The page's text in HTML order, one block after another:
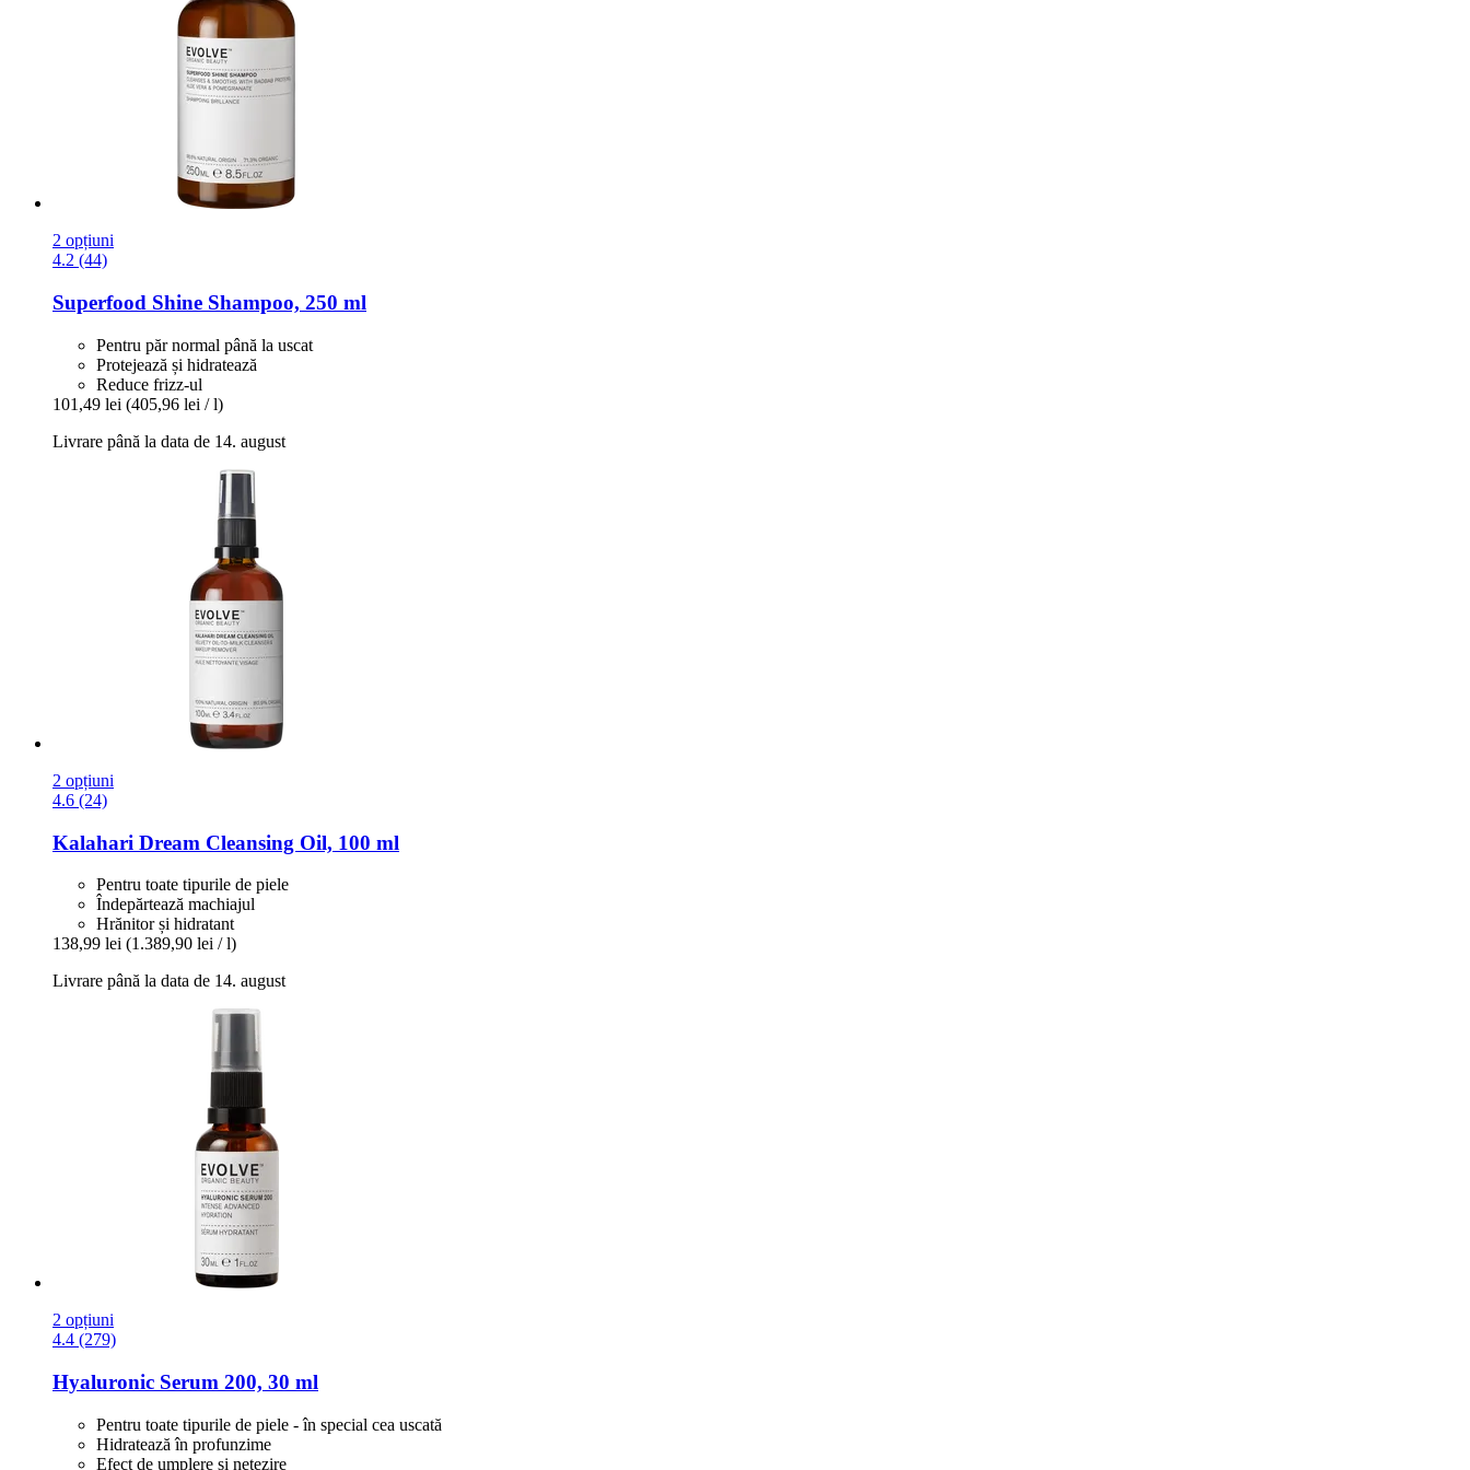
2 opțiuni
4.2 (44)
Superfood Shine Shampoo, 250 ml
Pentru păr normal până la uscat
Protejează și hidratează
Reduce frizz-ul
101,49 lei (405,96 lei / l)
Livrare până la data de 14. august
2 opțiuni
4.6 (24)
Kalahari Dream Cleansing Oil, 100 ml
Pentru toate tipurile de piele
Îndepărtează machiajul
Hrănitor și hidratant
138,99 lei (1.389,90 lei / l)
Livrare până la data de 14. august
2 opțiuni
4.4 (279)
Hyaluronic Serum 200, 30 ml
Pentru toate tipurile de piele - în special cea uscată
Hidratează în profunzime
Efect de umplere și netezire